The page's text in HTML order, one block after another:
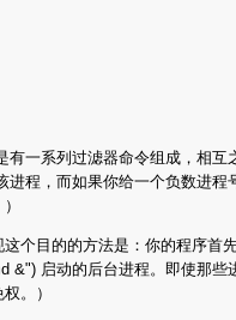
一系列过滤器命令组成，相
程，而如果你给一个负数进
目的的方法是：你的程序
启动的后台进程。即使那
。）